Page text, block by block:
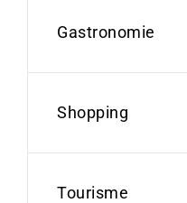
Gastronomie
Shopping
Tourisme